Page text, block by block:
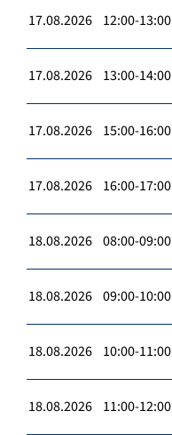
17.08.2026 12:00-13:00
17.08.2026 13:00-14:00
17.08.2026 15:00-16:00
17.08.2026 16:00-17:00
18.08.2026 08:00-09:00
18.08.2026 09:00-10:00
18.08.2026 10:00-11:00
18.08.2026 11:00-12:00